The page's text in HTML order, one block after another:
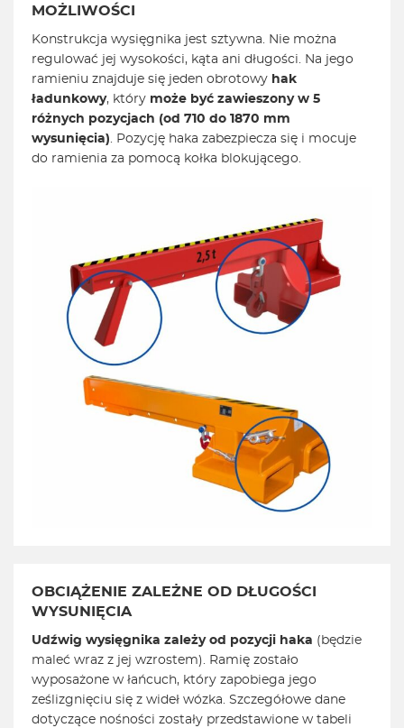
MOŻLIWOŚCI
Konstrukcja wysięgnika jest sztywna. Nie można
regulować jej wysokości, kąta ani długości. Na jego
ramieniu znajduje się jeden obrotowy hak
ładunkowy, który może być zawieszony w 5
różnych pozycjach (od 710 do 1870 mm
wysunięcia). Pozycję haka zabezpiecza się i mocuje
do ramienia za pomocą kołka blokującego.
OBCIĄŻENIE ZALEŻNE OD DŁUGOŚCI
WYSUNIĘCIA
Udźwig wysięgnika zależy od pozycji haka (będzie
maleć wraz z jej wzrostem). Ramię zostało
wyposażone w łańcuch, który zapobiega jego
ześlizgnięciu się z wideł wózka. Szczegółowe dane
dotyczące nośności zostały przedstawione w tabeli